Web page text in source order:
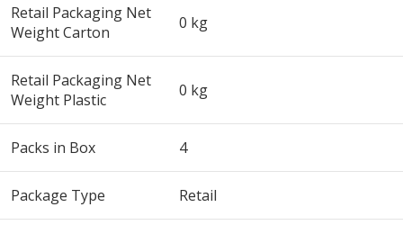
Retail Packaging Net
Weight Carton
0 kg
Retail Packaging Net
Weight Plastic
0 kg
Packs in Box 4
Package Type Retail